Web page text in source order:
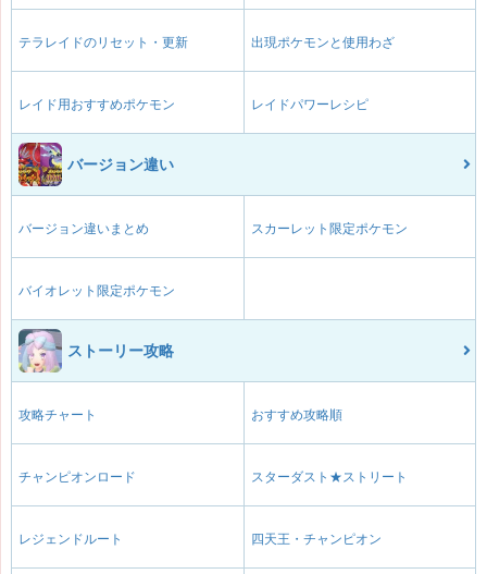
テラレイドのリセット・更新 出現ポケモンと使用わざ
レイド用おすすめポケモン レイドパワーレシピ
バージョン違い
バージョン違いまとめ スカーレット限定ポケモン
バイオレット限定ポケモン
ストーリー攻略
攻略チャート おすすめ攻略順
チャンピオンロード スターダスト★ストリート
レジェンドルート 四天王・チャンピオン